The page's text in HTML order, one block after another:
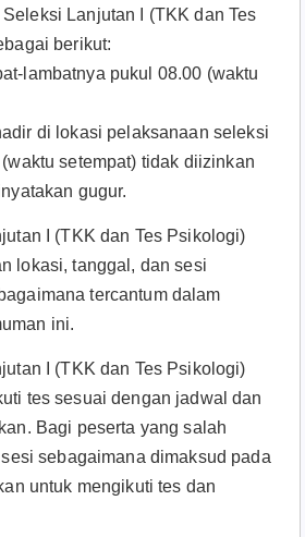
Lanjutan I (TKK dan Tes
berikut:
lambatnya pukul 08.00 (waktu
di lokasi pelaksanaan seleksi
setempat) tidak diizinkan
gugur.
I (TKK dan Tes Psikologi)
lokasi, tanggal, dan sesi
tercantum dalam
ini.
I (TKK dan Tes Psikologi)
tes sesuai dengan jadwal dan
Bagi peserta yang salah
sebagaimana dimaksud pada
untuk mengikuti tes dan